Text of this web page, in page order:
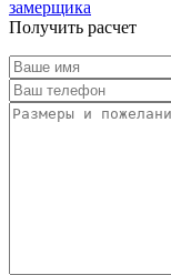
замерщика
Получить расчет